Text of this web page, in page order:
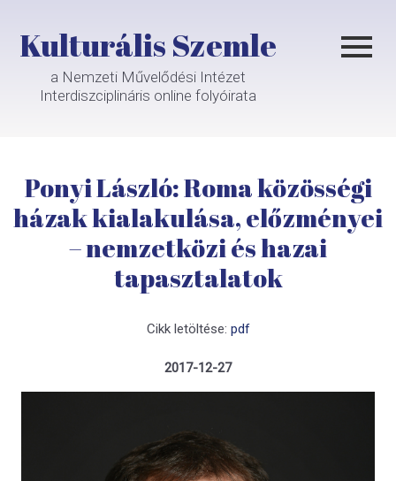
Kulturális Szemle
a Nemzeti Művelődési Intézet
Interdiszciplináris online folyóirata
Ponyi László: Roma közösségi
házak kialakulása, előzményei
– nemzetközi és hazai
tapasztalatok
Cikk letöltése: pdf
2017-12-27